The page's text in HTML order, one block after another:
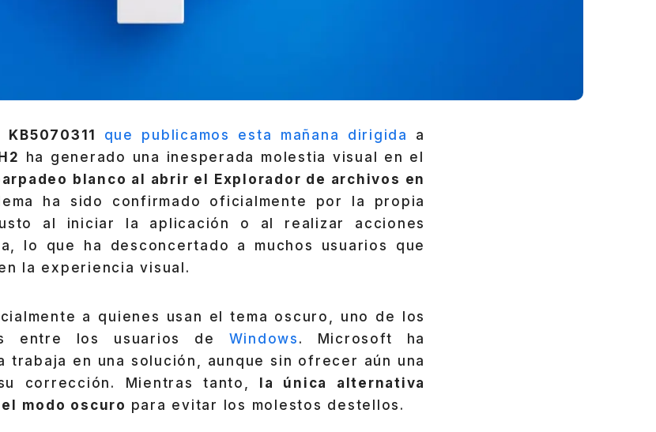
KB5070311 que publicamos esta mañana dirigida
a
ha generado una inesperada molestia visual en el
blanco al abrir el Explorador de archivos en
ha sido confirmado oficialmente por la propia
al iniciar la aplicación o al realizar acciones
lo que ha desconcertado a muchos usuarios que
la experiencia visual.
a quienes usan el tema oscuro, uno de los
entre los usuarios de Windows . Microsoft ha
en una solución, aunque sin ofrecer aún una
corrección. Mientras tanto, la única alternativa
modo oscuro para evitar los molestos destellos.